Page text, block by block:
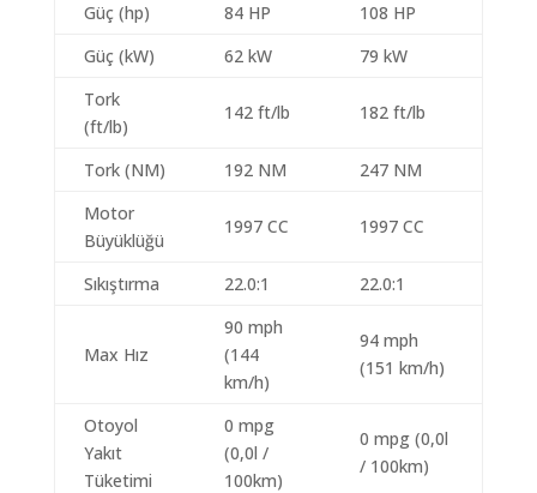
Güç (hp) 84 HP
108 HP
Güç (kW)
62 kW
79 kW
Tork
(ft/lb)
142 ft/lb 182 ft/lb
Tork (NM) 192 NM
247 NM
Motor
Büyüklüğü
1997 CC 1997 CC
Sıkıştırma 22.0:1 22.0:1
Max Hız
90 mph
(144
km/h)
94 mph
(151 km/h)
Otoyol
Yakıt
Tüketimi
0 mpg
(0,0l /
100km)
0 mpg (0,0l
/ 100km)